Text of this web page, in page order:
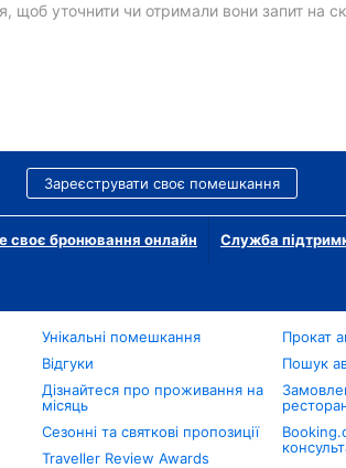
щоб уточнити чи отримали вони запит на
Зареєструвати своє помешкання
своє бронювання онлайн Служба
Унікальні помешкання
Відгуки
Дізнайтеся про проживання на
місяць
Сезонні та святкові пропозиції
Traveller Review Awards
Прокат
Пошук